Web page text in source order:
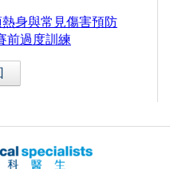
身與常見傷害預防
前過度訓練